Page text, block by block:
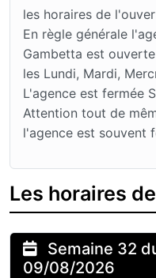
les horaires de
En règle générale
Gambetta est
les Lundi, Mardi,
L'agence est fermée
Attention tout de
l'agence est souvent
Les horaires
Semaine 32
09/08/2026